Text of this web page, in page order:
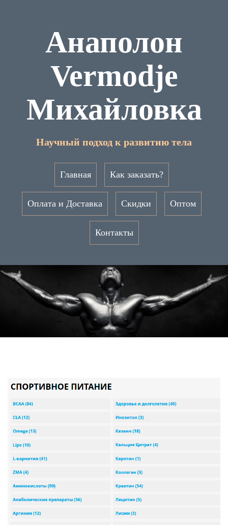
Анаполон
Vermodje
Михайловка
Научный подход к развитию тела
Главная Как заказать?
Оплата и Доставка Скидки Оптом
Контакты